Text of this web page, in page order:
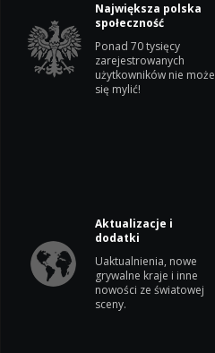
Największa polska
społeczność
Ponad 70 tysięcy
zarejestrowanych
użytkowników nie może
się mylić!
Aktualizacje i
dodatki
Uaktualnienia, nowe
grywalne kraje i inne
nowości ze światowej
sceny.